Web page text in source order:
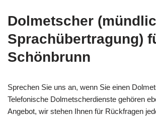
Dolmetscher
Sprachübertragung)
Schönbrunn
Sprechen Sie uns an, wenn Sie einen
Telefonische Dolmetscherdienste gehören
Angebot, wir stehen Ihnen für Rückfragen